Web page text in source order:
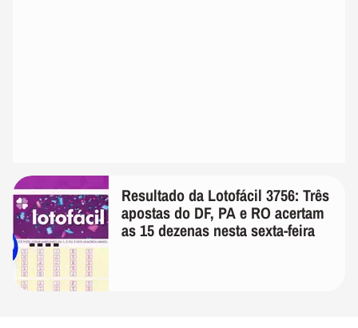
Resultado da Lotofácil 3756: Três
apostas do DF, PA e RO acertam
as 15 dezenas nesta sexta-feira